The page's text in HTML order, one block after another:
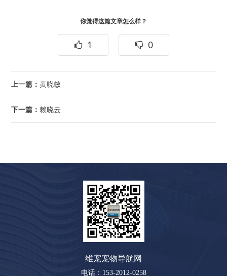
你觉得这篇文章怎么样？
1 0
上一篇：黄晓敏
下一篇：赖晓云
维宠宠物导航网
电话：153-2012-0258